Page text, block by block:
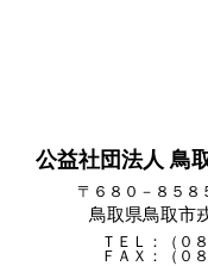
公益社団法人 鳥
〒６８０－８５８
鳥取県鳥取市
ＴＥＬ：（０
ＦＡＸ：（０